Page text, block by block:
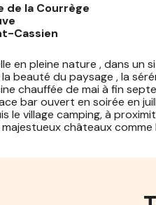
de la Courrège
Cassien
en pleine nature , dans un
beauté du paysage , la
chauffée de mai à fin
bar ouvert en soirée en
le village camping, à
châteaux comme